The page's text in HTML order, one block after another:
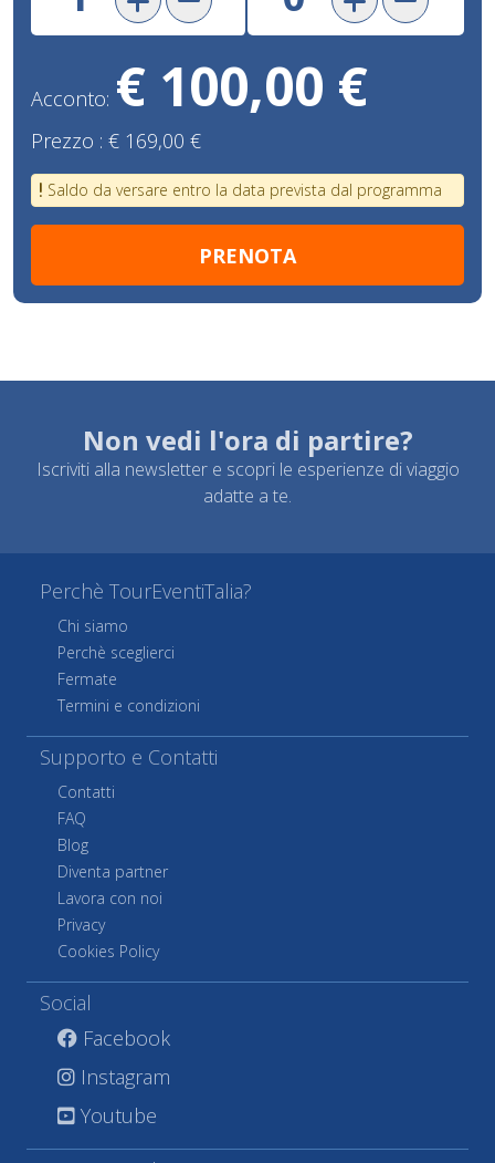
Acconto: € 100,00 €
Prezzo : € 169,00 €
Saldo da versare entro la data prevista dal programma
Non vedi l'ora di partire?
Iscriviti alla newsletter e scopri le esperienze di viaggio
adatte a te.
Perchè TourEventiTalia?
Chi siamo
Perchè sceglierci
Fermate
Termini e condizioni
Supporto e Contatti
Contatti
FAQ
Blog
Diventa partner
Lavora con noi
Privacy
Cookies Policy
Social
Facebook
Instagram
Youtube